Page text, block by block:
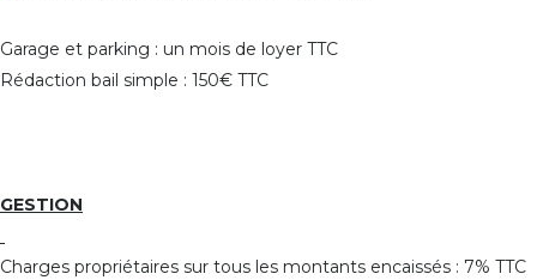
Garage et parking : un mois de loyer TTC
Rédaction bail simple : 150€ TTC
GESTION
Charges propriétaires sur tous les montants encaissés : 7% TTC